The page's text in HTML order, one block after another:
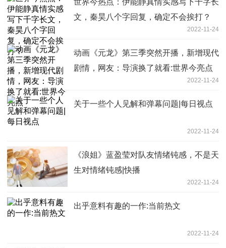
文，秦昊八个字回复，确定不会挨打？
2022-11-24
动画《元龙》第三季突然开播，新增现代
剧情，网友：导演换了就看:世界今亮点
2022-11-24
关于一些个人见解和弹幕问题|每日视点
2022-11-24
《浪姐》蓝盈莹对队友情绪钝感，不是天
生对情绪钝感|快播
2022-11-24
出乎意料有趣的一作:当前热文
2022-11-24